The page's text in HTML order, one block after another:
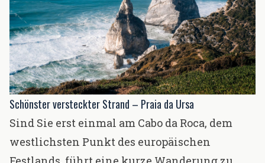
Schönster versteckter Strand – Praia da Ursa
Sind Sie erst einmal am Cabo da Roca, dem
westlichsten Punkt des europäischen